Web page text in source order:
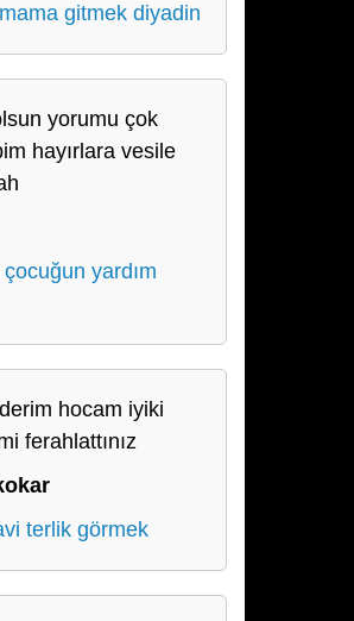
gitmek diyadin
yorumu çok
hayırlara vesile
yardım
hocam iyiki
ferahlattınız
terlik görmek